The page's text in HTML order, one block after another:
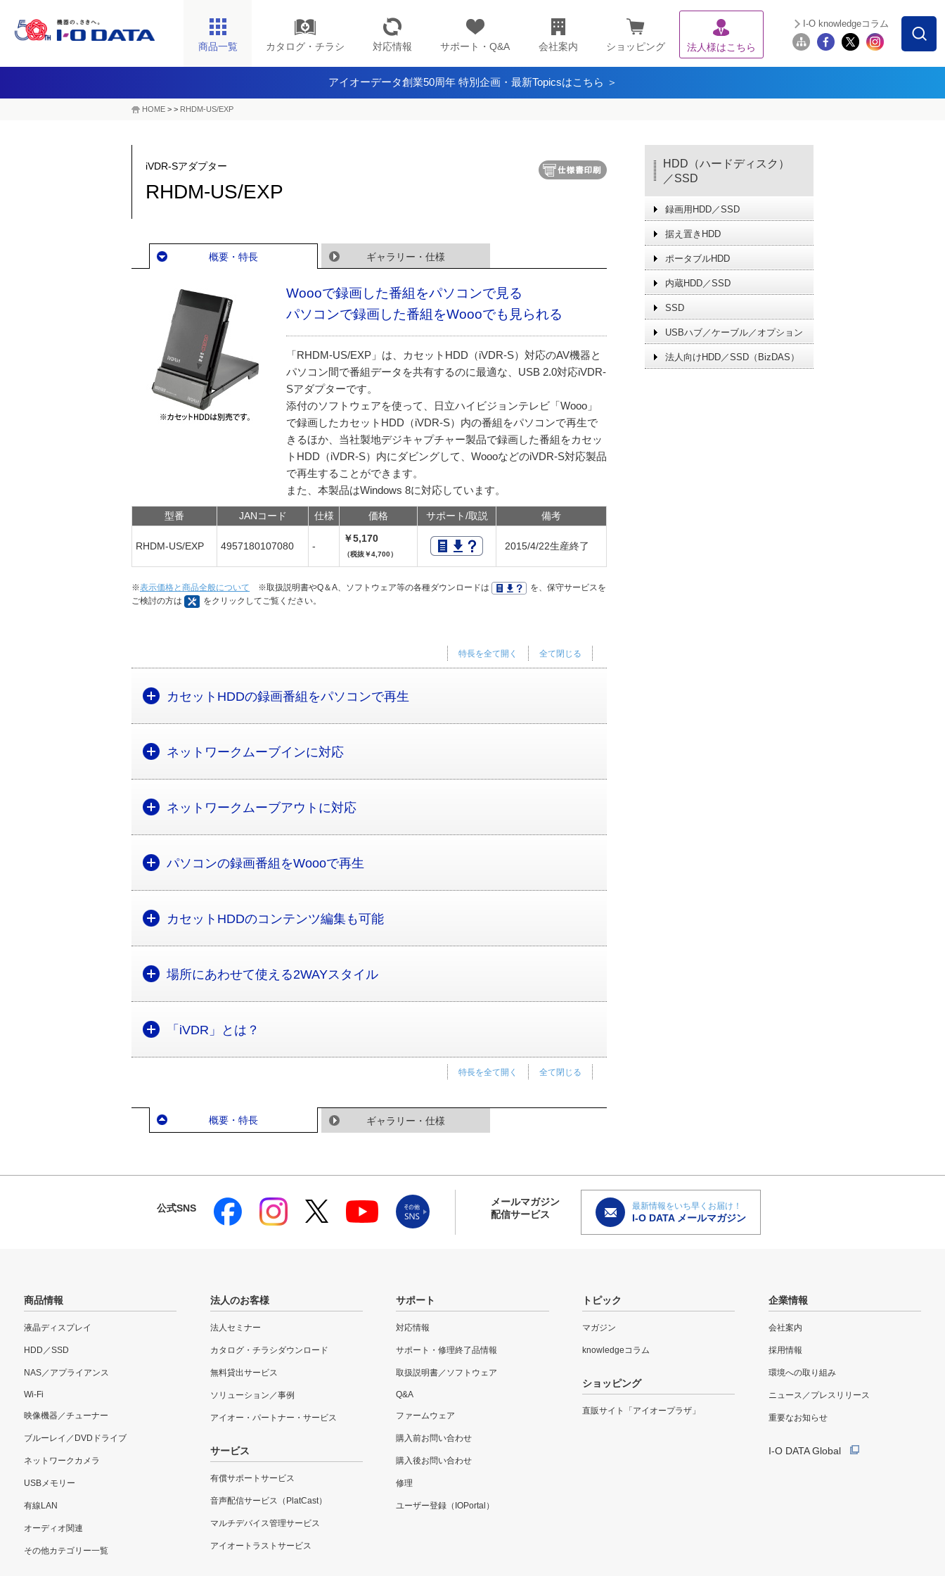
商品一覧 カタログ・チラシ 対応情報 サポート・Q&A 会社案内 ショッピング 法人様はこちら
I-O knowledgeコラム
アイオーデータ創業50周年 特別企画・最新Topicsはこちら ＞
HOME > > RHDM-US/EXP
iVDR-Sアダプター
RHDM-US/EXP
概要・特長 ギャラリー・仕様
Woooで録画した番組をパソコンで見る
パソコンで録画した番組をWoooでも見られる
「RHDM-US/EXP」は、カセットHDD（iVDR-S）対応のAV機器と
パソコン間で番組データを共有するのに最適な、USB 2.0対応iVDR-
Sアダプターです。
添付のソフトウェアを使って、日立ハイビジョンテレビ「Wooo」
で録画したカセットHDD（iVDR-S）内の番組をパソコンで再生で
きるほか、当社製地デジキャプチャー製品で録画した番組をカセッ
トHDD（iVDR-S）内にダビングして、WoooなどのiVDR-S対応製品
で再生することができます。
また、本製品はWindows 8に対応しています。
型番 JANコード 仕様 価格 サポート/取説 備考
RHDM-US/EXP 4957180107080 -
￥5,170
（税抜￥4,700）
2015/4/22生産終了
※表示価格と商品全般について ※取扱説明書やQ＆A、ソフトウェア等の各種ダウンロードは
を、保守サービスを
ご検討の方は
をクリックしてご覧ください。
全て閉じる
特長を全て開く
カセットHDDの録画番組をパソコンで再生
ネットワークムーブインに対応
ネットワークムーブアウトに対応
パソコンの録画番組をWoooで再生
カセットHDDのコンテンツ編集も可能
場所にあわせて使える2WAYスタイル
「iVDR」とは？
全て閉じる
特長を全て開く
概要・特長 ギャラリー・仕様
HDD（ハードディスク）
／SSD
録画用HDD／SSD
据え置きHDD
ポータブルHDD
内蔵HDD／SSD
SSD
USBハブ／ケーブル／オプション
法人向けHDD／SSD（BizDAS）
公式SNS
メールマガジン
配信サービス
最新情報をいち早くお届け！
I-O DATA メールマガジン
商品情報
液晶ディスプレイ
HDD／SSD
NAS／アプライアンス
Wi-Fi
映像機器／チューナー
ブルーレイ／DVDドライブ
ネットワークカメラ
USBメモリー
有線LAN
オーディオ関連
その他カテゴリー一覧
法人のお客様
法人セミナー
カタログ・チラシダウンロード
無料貸出サービス
ソリューション／事例
アイオー・パートナー・サービス
サービス
有償サポートサービス
音声配信サービス（PlatCast）
マルチデバイス管理サービス
アイオートラストサービス
サポート
対応情報
サポート・修理終了品情報
取扱説明書／ソフトウェア
Q&A
ファームウェア
購入前お問い合わせ
購入後お問い合わせ
修理
ユーザー登録（IOPortal）
トピック
マガジン
knowledgeコラム
ショッピング
直販サイト「アイオープラザ」
企業情報
会社案内
採用情報
環境への取り組み
ニュース／プレスリリース
重要なお知らせ
I-O DATA Global